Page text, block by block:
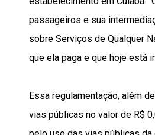
passageiros e sua
sobre Serviços de Qualquer
que ela paga e que hoje está
Essa regulamentação, além
vias públicas no valor de R$